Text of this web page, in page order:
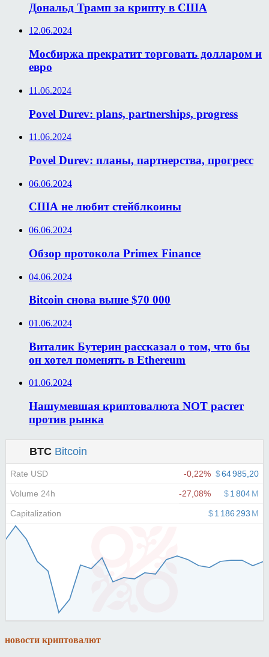
Дональд Трамп за крипту в США
12.06.2024
Мосбиржа прекратит торговать долларом и
евро
11.06.2024
Povel Durev: plans, partnerships, progress
11.06.2024
Povel Durev: планы, партнерства, прогресс
06.06.2024
США не любит стейблкоины
06.06.2024
Обзор протокола Primex Finance
04.06.2024
Bitcoin снова выше $70 000
01.06.2024
Виталик Бутерин рассказал о том, что бы
он хотел поменять в Ethereum
01.06.2024
Нашумевшая криптовалюта NOT растет
против рынка
новости криптовалют